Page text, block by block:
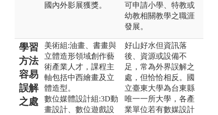
國內外影展獲獎。
可申請小學、特教或
幼教相關教學之職涯
發展。
學習
方法
容易
誤解
之處
美術組:油畫、書畫與
立體造形領域創作藝
術產業人才，課程主
軸包括中西繪畫及立
體造型。
數位媒體設計組:3D動
畫設計、數位遊戲設
好山好水但資訊落
後、資源或設備不
足，常為外界誤解之
處，但恰恰相反。國
立臺東大學為台東縣
唯一一所大學，各產
業單位若有數媒設計